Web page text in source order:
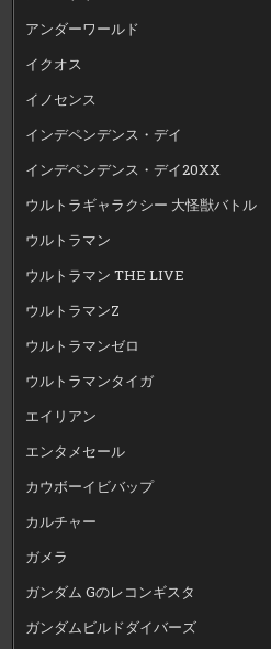
アンダーワールド
イクオス
イノセンス
インデペンデンス・デイ
インデペンデンス・デイ20XX
ウルトラギャラクシー 大怪獣バトル
ウルトラマン
ウルトラマン THE LIVE
ウルトラマンZ
ウルトラマンゼロ
ウルトラマンタイガ
エイリアン
エンタメセール
カウボーイビバップ
カルチャー
ガメラ
ガンダム Gのレコンギスタ
ガンダムビルドダイバーズ